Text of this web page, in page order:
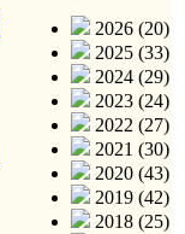
2026 (20)
2025 (33)
2024 (29)
2023 (24)
2022 (27)
2021 (30)
2020 (43)
2019 (42)
2018 (25)